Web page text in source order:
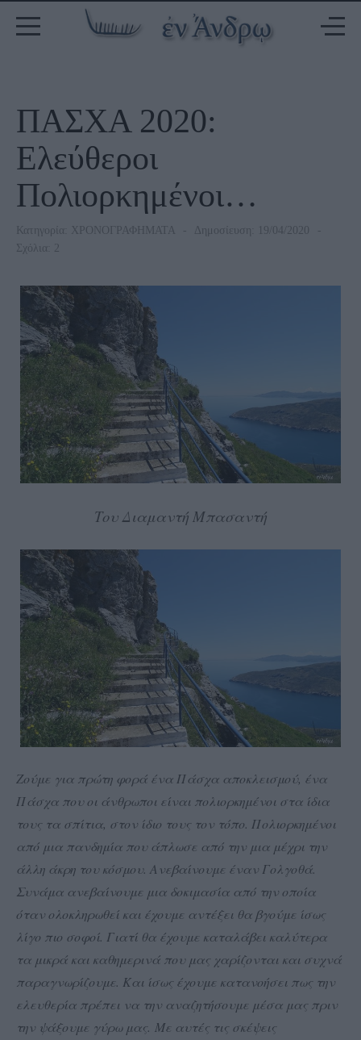
ΠΑΣΧΑ 2020:
Ελεύθεροι
Πολιορκημένοι…
Κατηγορία: ΧΡΟΝΟΓΡΑΦΗΜΑΤΑ
Δημοσίευση: 19/04/2020
Σχόλια: 2
Του Διαμαντή Μπασαντή
Ζούμε για πρώτη φορά ένα Πάσχα αποκλεισμού, ένα
Πάσχα που οι άνθρωποι είναι πολιορκημένοι στα ίδια
τους τα σπίτια, στον ίδιο τους τον τόπο. Πολιορκημένοι
από μια πανδημία που άπλωσε από την μια μέχρι την
άλλη άκρη του κόσμου. Ανεβαίνουμε έναν Γολγοθά.
Συνάμα ανεβαίνουμε μια δοκιμασία από την οποία
όταν ολοκληρωθεί και έχουμε αντέξει θα βγούμε ίσως
λίγο πιο σοφοί. Γιατί θα έχουμε καταλάβει καλύτερα
τα μικρά και καθημερινά που μας χαρίζονται και συχνά
παραγνωρίζουμε. Και ίσως έχουμε κατανοήσει πως την
ελευθερία πρέπει να την αναζητήσουμε μέσα μας πριν
την ψάξουμε γύρω μας. Με αυτές τις σκέψεις